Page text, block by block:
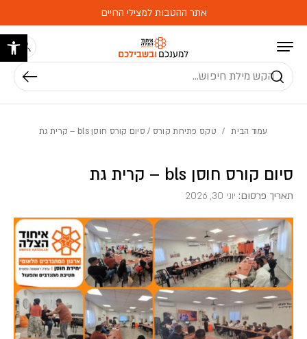
אתר ההטבות למצילי החיים
חיפוש
עמוד הבית / טקס פתיחת קורס / סיום קורס חוסן bls – קרית גת
סיום קורס חוסן bls – קרית גת
תאריך פרסום:יוני 30, 2026